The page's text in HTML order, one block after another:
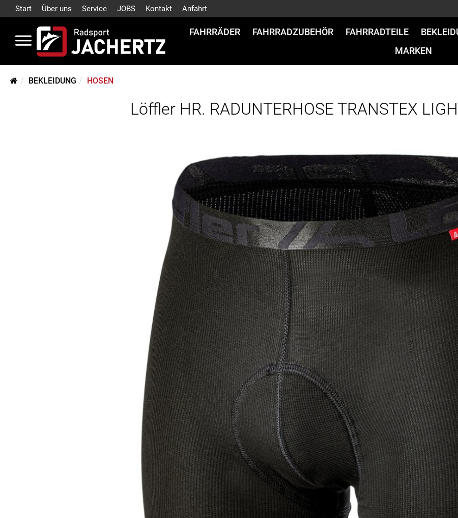
Start Über uns Service JOBS Kontakt Anfahrt
FAHRRÄDER FAHRRADZUBEHÖR FAHRRADTEILE
MARKEN
BEKLEIDUNG HOSEN
Löffler HR. RADUNTERHOSE TRANSTEX